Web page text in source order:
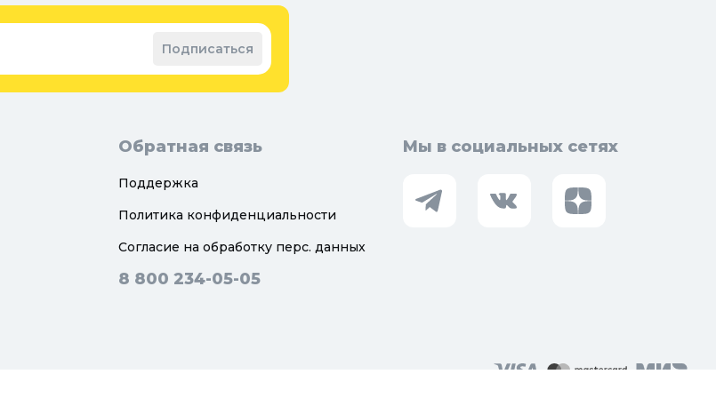
Подписаться
Обратная связь
Поддержка
Политика конфиденциальности
Согласие на обработку перс. данных
8 800 234-05-05
Мы в социальных сетях